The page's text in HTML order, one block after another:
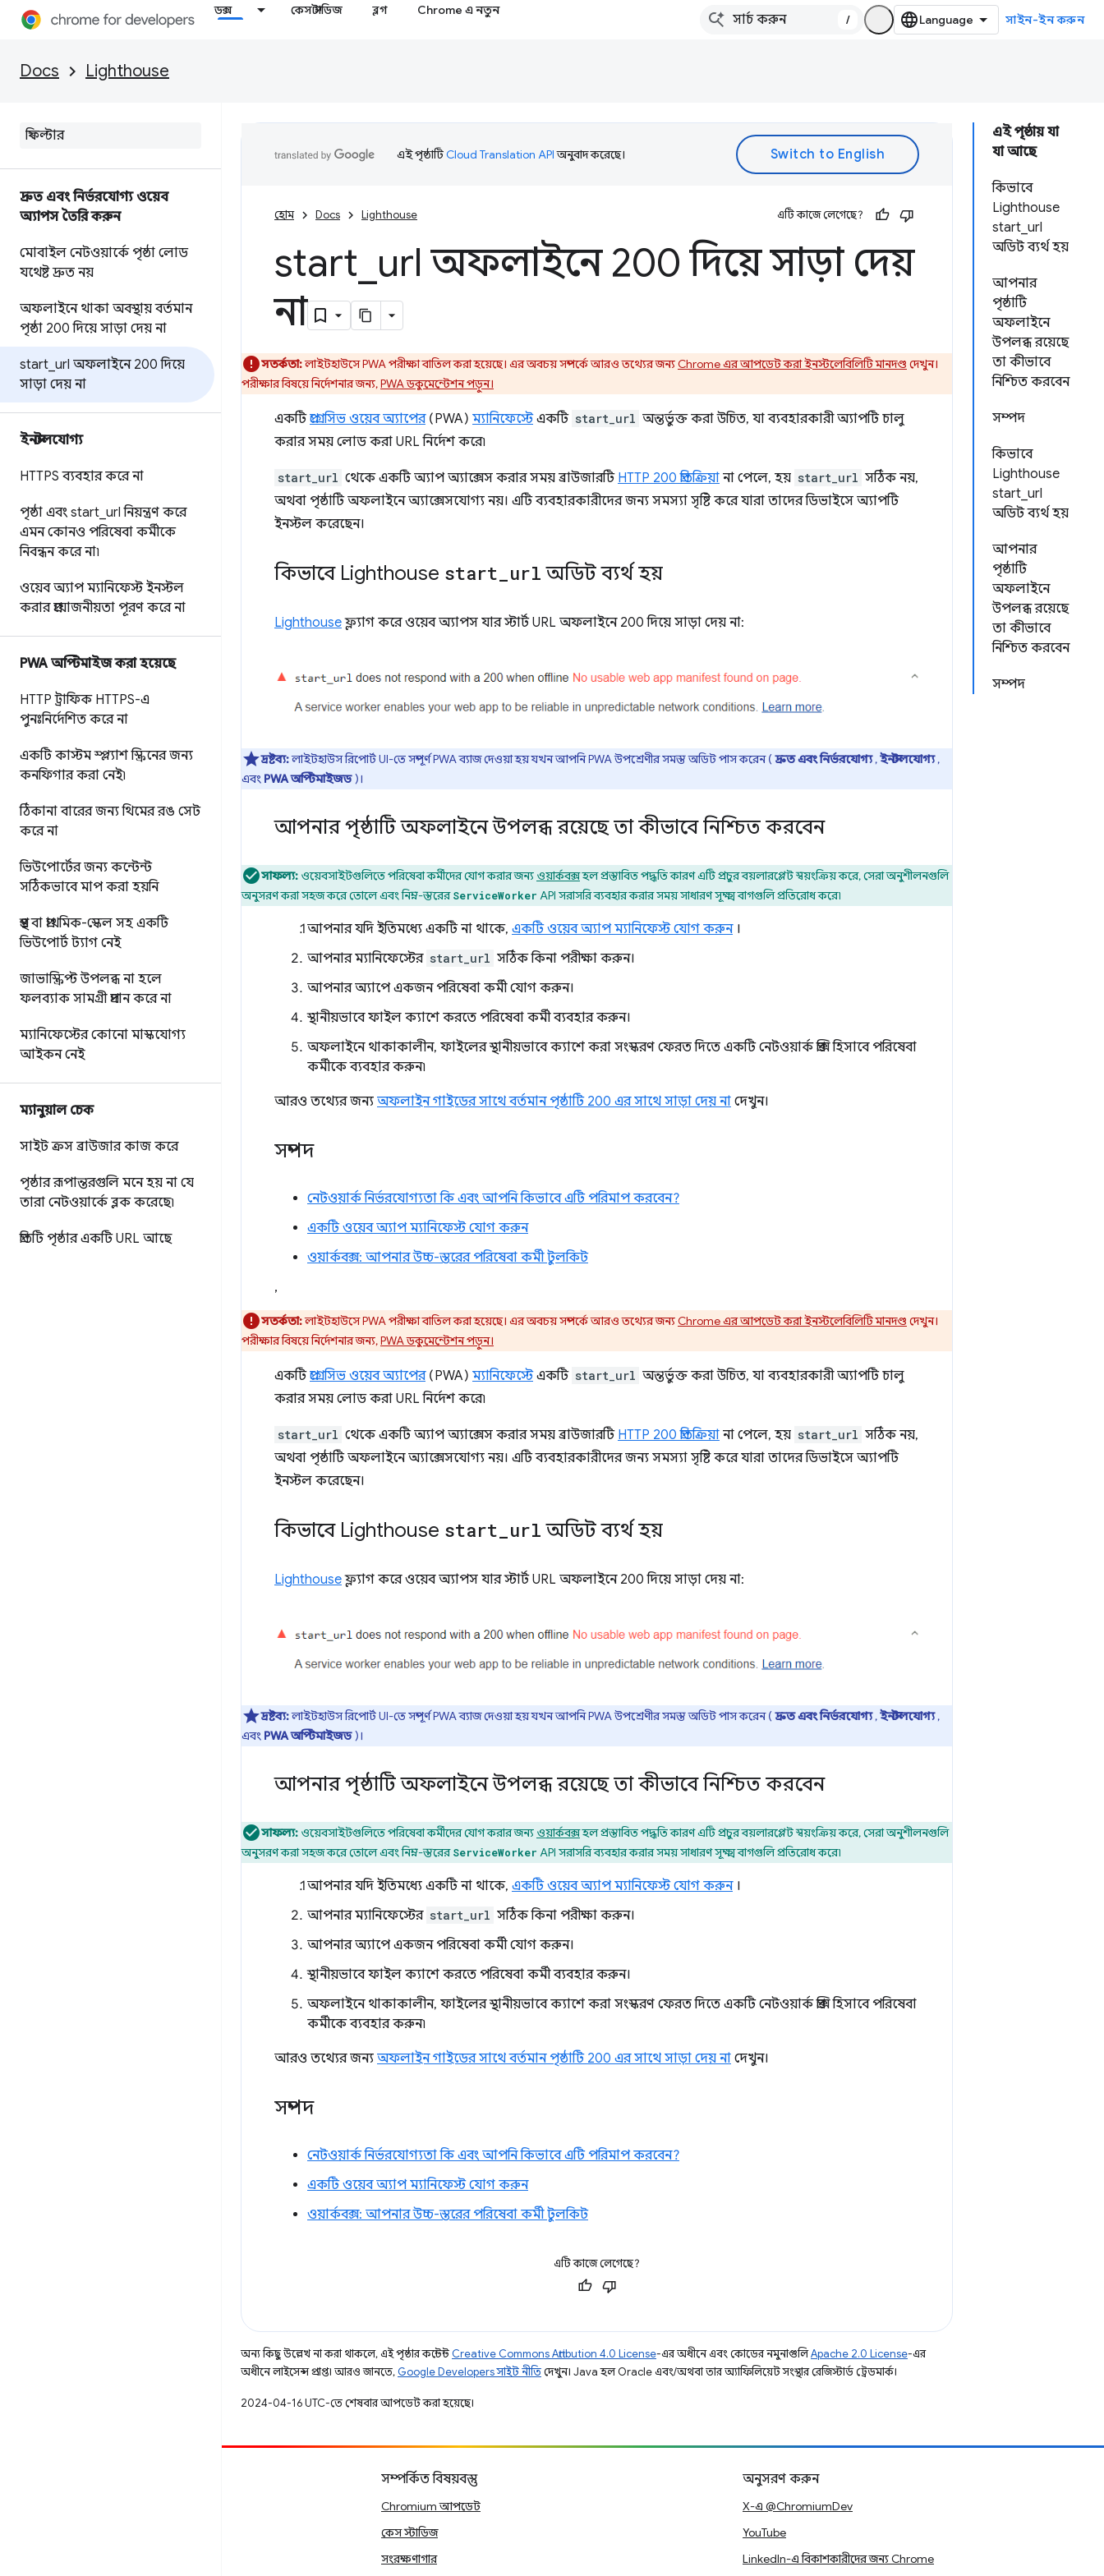
ডক্স কেস স্টাডিজ ব্লগ Chrome এ নতুন
/ সাইন-ইন করুন
Docs Lighthouse
দ্রুত এবং নির্ভরযোগ্য ওয়েব
অ্যাপস তৈরি করুন
মোবাইল নেটওয়ার্কে পৃষ্ঠা লোড
যথেষ্ট দ্রুত নয়
অফলাইনে থাকা অবস্থায় বর্তমান
পৃষ্ঠা 200 দিয়ে সাড়া দেয় না
start url অফলাইনে 200 দিয়ে
সাড়া দেয় না
ইনস্টলযোগ্য
HTTPS ব্যবহার করে না
পৃষ্ঠা এবং start url নিয়ন্ত্রণ করে
এমন কোনও পরিষেবা কর্মীকে
নিবন্ধন করে না৷
ওয়েব অ্যাপ ম্যানিফেস্ট ইনস্টল
করার প্রয়োজনীয়তা পূরণ করে না
PWA অপ্টিমাইজ করা হয়েছে
HTTP ট্রাফিক HTTPS-এ
পুনঃনির্দেশিত করে না
একটি কাস্টম স্প্ল্যাশ স্ক্রিনের জন্য
কনফিগার করা নেই৷
ঠিকানা বারের জন্য থিমের রঙ সেট
করে না
ভিউপোর্টের জন্য কন্টেন্ট
সঠিকভাবে মাপ করা হয়নি
প্রস্থ বা প্রাথমিক-স্কেল সহ একটি
ভিউপোর্ট ট্যাগ নেই
জাভাস্ক্রিপ্ট উপলব্ধ না হলে
ফলব্যাক সামগ্রী প্রদান করে না
ম্যানিফেস্টের কোনো মাস্কযোগ্য
আইকন নেই
ম্যানুয়াল চেক
সাইট ক্রস ব্রাউজার কাজ করে
পৃষ্ঠার রূপান্তরগুলি মনে হয় না যে
তারা নেটওয়ার্কে ব্লক করেছে৷
প্রতিটি পৃষ্ঠার একটি URL আছে
এই পৃষ্ঠায় যা
যা আছে
কিভাবে
Lighthouse
start_url
অডিট ব্যর্থ হয়
আপনার
পৃষ্ঠাটি
অফলাইনে
উপলব্ধ রয়েছে
তা কীভাবে
নিশ্চিত করবেন
সম্পদ
কিভাবে
Lighthouse
start_url
অডিট ব্যর্থ হয়
আপনার
পৃষ্ঠাটি
অফলাইনে
উপলব্ধ রয়েছে
তা কীভাবে
নিশ্চিত করবেন
সম্পদ
এই পৃষ্ঠাটিCloud Translation APIঅনুবাদ করেছে।
হোম Docs Lighthouse এটি কাজে লেগেছে?
start url অফলাইনে 200 দিয়ে সাড়া দেয়
না
সতর্কতা:লাইটহাউসে PWA পরীক্ষা বাতিল করা হয়েছে। এর অবচয় সম্পর্কে আরও তথ্যের জন্যChrome এর আপডেট করা ইনস্টলেবিলিটি মানদণ্ড দেখুন।
পরীক্ষার বিষয়ে নির্দেশনার জন্য,PWA ডকুমেন্টেশন পড়ুন।
একটিপ্রগ্রেসিভ ওয়েব অ্যাপের(PWA) ম্যানিফেস্টেএকটি start_url অন্তর্ভুক্ত করা উচিত, যা ব্যবহারকারী অ্যাপটি চালু
করার সময় লোড করা URL নির্দেশ করে৷
start_url থেকে একটি অ্যাপ অ্যাক্সেস করার সময় ব্রাউজারটি HTTP 200 প্রতিক্রিয়া না পেলে, হয় start_url সঠিক নয়,
অথবা পৃষ্ঠাটি অফলাইনে অ্যাক্সেসযোগ্য নয়। এটি ব্যবহারকারীদের জন্য সমস্যা সৃষ্টি করে যারা তাদের ডিভাইসে অ্যাপটি
ইনস্টল করেছেন।
কিভাবে Lighthouse start url অডিট ব্যর্থ হয়
Lighthouseফ্ল্যাগ করে ওয়েব অ্যাপস যার স্টার্ট URL অফলাইনে 200 দিয়ে সাড়া দেয় না:
দ্রষ্টব্য:লাইটহাউস রিপোর্ট UI-তে সম্পূর্ণ PWA ব্যাজ দেওয়া হয় যখন আপনি PWA উপশ্রেণীর সমস্ত অডিট পাস করেন (দ্রুত এবং নির্ভরযোগ্য,ইনস্টলযোগ্য,
এবং PWA অপ্টিমাইজড)।
আপনার পৃষ্ঠাটি অফলাইনে উপলব্ধ রয়েছে তা কীভাবে নিশ্চিত করবেন
সাফল্য: ওয়েবসাইটগুলিতে পরিষেবা কর্মীদের যোগ করার জন্য ওয়ার্কবক্সহল প্রস্তাবিত পদ্ধতি কারণ এটি প্রচুর বয়লারপ্লেট স্বয়ংক্রিয় করে, সেরা অনুশীলনগুলি
অনুসরণ করা সহজ করে তোলে এবং নিম্ন-স্তরেরServiceWorker API সরাসরি ব্যবহার করার সময় সাধারণ সূক্ষ্ম বাগগুলি প্রতিরোধ করে৷
আপনার যদি ইতিমধ্যে একটি না থাকে, একটি ওয়েব অ্যাপ ম্যানিফেস্ট যোগ করুন।
আপনার ম্যানিফেস্টের start_url সঠিক কিনা পরীক্ষা করুন।
আপনার অ্যাপে একজন পরিষেবা কর্মী যোগ করুন।
স্থানীয়ভাবে ফাইল ক্যাশে করতে পরিষেবা কর্মী ব্যবহার করুন।
অফলাইনে থাকাকালীন, ফাইলের স্থানীয়ভাবে ক্যাশে করা সংস্করণ ফেরত দিতে একটি নেটওয়ার্ক প্রক্সি হিসাবে পরিষেবা
কর্মীকে ব্যবহার করুন৷
আরও তথ্যের জন্য অফলাইন গাইডের সাথে বর্তমান পৃষ্ঠাটি 200 এর সাথে সাড়া দেয় না দেখুন।
সম্পদ
নেটওয়ার্ক নির্ভরযোগ্যতা কি এবং আপনি কিভাবে এটি পরিমাপ করবেন?
একটি ওয়েব অ্যাপ ম্যানিফেস্ট যোগ করুন
ওয়ার্কবক্স: আপনার উচ্চ-স্তরের পরিষেবা কর্মী টুলকিট
,
সতর্কতা:লাইটহাউসে PWA পরীক্ষা বাতিল করা হয়েছে। এর অবচয় সম্পর্কে আরও তথ্যের জন্যChrome এর আপডেট করা ইনস্টলেবিলিটি মানদণ্ড দেখুন।
পরীক্ষার বিষয়ে নির্দেশনার জন্য,PWA ডকুমেন্টেশন পড়ুন।
একটিপ্রগ্রেসিভ ওয়েব অ্যাপের(PWA) ম্যানিফেস্টেএকটি start_url অন্তর্ভুক্ত করা উচিত, যা ব্যবহারকারী অ্যাপটি চালু
করার সময় লোড করা URL নির্দেশ করে৷
start_url থেকে একটি অ্যাপ অ্যাক্সেস করার সময় ব্রাউজারটি HTTP 200 প্রতিক্রিয়া না পেলে, হয় start_url সঠিক নয়,
অথবা পৃষ্ঠাটি অফলাইনে অ্যাক্সেসযোগ্য নয়। এটি ব্যবহারকারীদের জন্য সমস্যা সৃষ্টি করে যারা তাদের ডিভাইসে অ্যাপটি
ইনস্টল করেছেন।
কিভাবে Lighthouse start url অডিট ব্যর্থ হয়
Lighthouseফ্ল্যাগ করে ওয়েব অ্যাপস যার স্টার্ট URL অফলাইনে 200 দিয়ে সাড়া দেয় না:
দ্রষ্টব্য:লাইটহাউস রিপোর্ট UI-তে সম্পূর্ণ PWA ব্যাজ দেওয়া হয় যখন আপনি PWA উপশ্রেণীর সমস্ত অডিট পাস করেন (দ্রুত এবং নির্ভরযোগ্য,ইনস্টলযোগ্য,
এবং PWA অপ্টিমাইজড)।
আপনার পৃষ্ঠাটি অফলাইনে উপলব্ধ রয়েছে তা কীভাবে নিশ্চিত করবেন
সাফল্য: ওয়েবসাইটগুলিতে পরিষেবা কর্মীদের যোগ করার জন্য ওয়ার্কবক্সহল প্রস্তাবিত পদ্ধতি কারণ এটি প্রচুর বয়লারপ্লেট স্বয়ংক্রিয় করে, সেরা অনুশীলনগুলি
অনুসরণ করা সহজ করে তোলে এবং নিম্ন-স্তরেরServiceWorker API সরাসরি ব্যবহার করার সময় সাধারণ সূক্ষ্ম বাগগুলি প্রতিরোধ করে৷
আপনার যদি ইতিমধ্যে একটি না থাকে, একটি ওয়েব অ্যাপ ম্যানিফেস্ট যোগ করুন।
আপনার ম্যানিফেস্টের start_url সঠিক কিনা পরীক্ষা করুন।
আপনার অ্যাপে একজন পরিষেবা কর্মী যোগ করুন।
স্থানীয়ভাবে ফাইল ক্যাশে করতে পরিষেবা কর্মী ব্যবহার করুন।
অফলাইনে থাকাকালীন, ফাইলের স্থানীয়ভাবে ক্যাশে করা সংস্করণ ফেরত দিতে একটি নেটওয়ার্ক প্রক্সি হিসাবে পরিষেবা
কর্মীকে ব্যবহার করুন৷
আরও তথ্যের জন্য অফলাইন গাইডের সাথে বর্তমান পৃষ্ঠাটি 200 এর সাথে সাড়া দেয় না দেখুন।
সম্পদ
নেটওয়ার্ক নির্ভরযোগ্যতা কি এবং আপনি কিভাবে এটি পরিমাপ করবেন?
একটি ওয়েব অ্যাপ ম্যানিফেস্ট যোগ করুন
ওয়ার্কবক্স: আপনার উচ্চ-স্তরের পরিষেবা কর্মী টুলকিট
এটি কাজে লেগেছে?
অন্য কিছু উল্লেখ না করা থাকলে, এই পৃষ্ঠার কন্টেন্ট Creative Commons Attribution 4.0 License-এর অধীনে এবং কোডের নমুনাগুলিApache 2.0 License-এর
অধীনে লাইসেন্স প্রাপ্ত। আরও জানতে, Google Developers সাইট নীতিদেখুন। Java হল Oracle এবং/অথবা তার অ্যাফিলিয়েট সংস্থার রেজিস্টার্ড ট্রেডমার্ক।
2024-04-16 UTC-তে শেষবার আপডেট করা হয়েছে।
সম্পর্কিত বিষয়বস্তু
Chromium আপডেট
কেস স্টাডিজ
সংরক্ষণাগার
অনুসরণ করুন
X-এ @ChromiumDev
YouTube
LinkedIn-এ বিকাশকারীদের জন্য Chrome